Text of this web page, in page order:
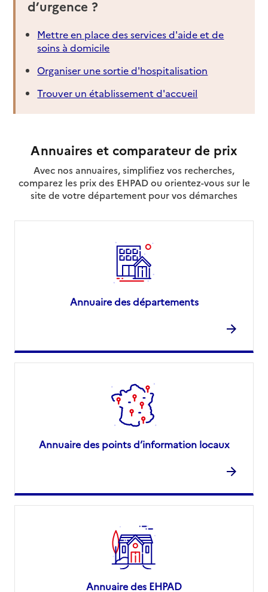
d’urgence ?
Mettre en place des services d'aide et de
soins à domicile
Organiser une sortie d'hospitalisation
Trouver un établissement d'accueil
Annuaires et comparateur de prix
Avec nos annuaires, simplifiez vos recherches,
comparez les prix des EHPAD ou orientez-vous sur le
site de votre département pour vos démarches
Annuaire des départements
Annuaire des points d’information locaux
Annuaire des EHPAD